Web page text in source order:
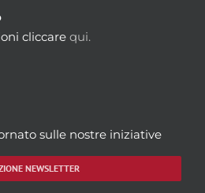
cliccare qui.
sulle nostre iniziative
NEWSLETTER